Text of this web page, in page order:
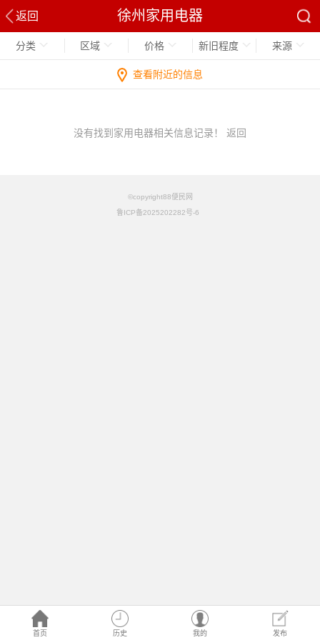
返回 徐州家用电器
首页 历史 我的 发布
分类 区域 价格 新旧程度 来源
查看附近的信息
没有找到家用电器相关信息记录！ 返回
©copyright88便民网
鲁ICP备2025202282号-6